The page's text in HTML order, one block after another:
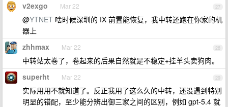
27
v2exgo Mar 22
@YTNET 啥时候深圳的 IX 前置能恢复，我中转还跑在你家的机
器上
28
zhhmax Mar 22
中转站太卷了，卷起来的后果自然就是不稳定+挂羊头卖狗肉。
29
superht Mar 22
实际用用不就知道了。反正我用了这么久的中转，还没遇到特别
明显的错配，至少能分辨出御三家之间的区别，例如 gpt-5.4 就